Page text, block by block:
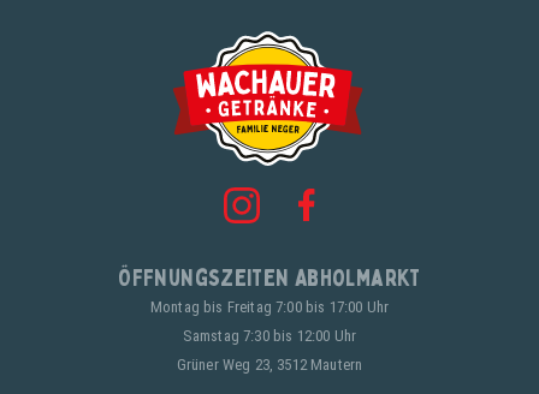
Öffnungszeiten Abholmarkt
Montag bis Freitag 7:00 bis 17:00 Uhr
Samstag 7:30 bis 12:00 Uhr
Grüner Weg 23, 3512 Mautern